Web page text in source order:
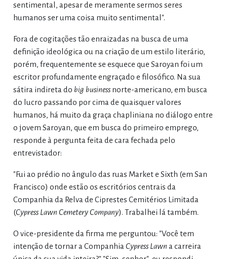
sentimental, apesar de meramente sermos seres
humanos ser uma coisa muito sentimental".
Fora de cogitações tão enraizadas na busca de uma
definição ideológica ou na criação de um estilo literário,
porém, frequentemente se esquece que Saroyan foi um
escritor profundamente engraçado e filosófico. Na sua
sátira indireta do big businessnorte-americano, em busca
do lucro passando por cima de quaisquer valores
humanos, há muito da graça chapliniana no diálogo entre
o jovem Saroyan, que em busca do primeiro emprego,
responde à pergunta feita de cara fechada pelo
entrevistador:
"Fui ao prédio no ângulo das ruas Market e Sixth (em San
Francisco) onde estão os escritórios centrais da
Companhia da Relva de Ciprestes Cemitérios Limitada
(Cypress Lawn Cemetery Company). Trabalhei lá também.
O vice-presidente da firma me perguntou: "Você tem
intenção de tornar a Companhia Cypress Lawn a carreira